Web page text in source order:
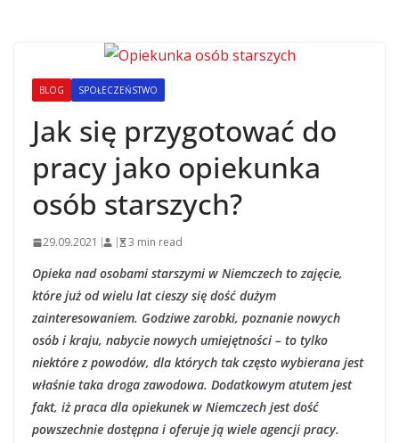
BLOG SPOŁECZEŃSTWO
Jak się przygotować do
pracy jako opiekunka
osób starszych?
29.09.2021 3 min read
Opieka nad osobami starszymi w Niemczech to zajęcie,
które już od wielu lat cieszy się dość dużym
zainteresowaniem. Godziwe zarobki, poznanie nowych
osób i kraju, nabycie nowych umiejętności – to tylko
niektóre z powodów, dla których tak często wybierana jest
właśnie taka droga zawodowa. Dodatkowym atutem jest
fakt, iż praca dla opiekunek w Niemczech jest dość
powszechnie dostępna i oferuje ją wiele agencji pracy.